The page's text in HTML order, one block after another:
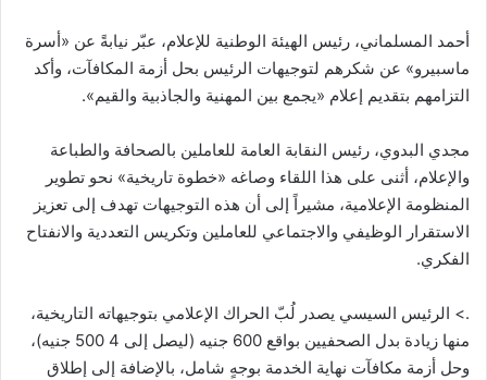
أحمد المسلماني، رئيس الهيئة الوطنية للإعلام، عبّر نيابةً عن «أسرة
ماسبيرو» عن شكرهم لتوجيهات الرئيس بحل أزمة المكافآت، وأكد
التزامهم بتقديم إعلام «يجمع بين المهنية والجاذبية والقيم».
مجدي البدوي، رئيس النقابة العامة للعاملين بالصحافة والطباعة
والإعلام، أثنى على هذا اللقاء وصاغه «خطوة تاريخية» نحو تطوير
المنظومة الإعلامية، مشيراً إلى أن هذه التوجيهات تهدف إلى تعزيز
الاستقرار الوظيفي والاجتماعي للعاملين وتكريس التعددية والانفتاح
الفكري.
.> الرئيس السيسي يصدر لُبّ الحراك الإعلامي بتوجيهاته التاريخية،
منها زيادة بدل الصحفيين بواقع 600 جنيه (ليصل إلى 4 500 جنيه)،
وحل أزمة مكافآت نهاية الخدمة بوجهٍ شامل، بالإضافة إلى إطلاق